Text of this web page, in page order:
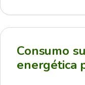
Consumo
energética